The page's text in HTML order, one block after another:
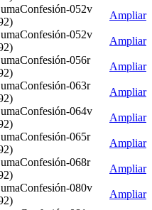
052v
Ampliar
052v
Ampliar
056r
Ampliar
063r
Ampliar
064v
Ampliar
065r
Ampliar
068r
Ampliar
080v
Ampliar